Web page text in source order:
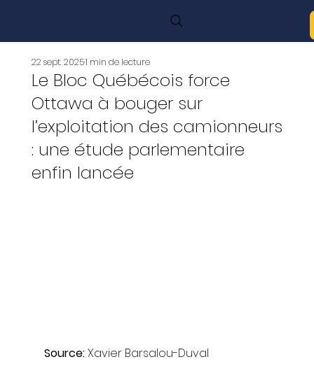
Le Bloc Québécois force
Ottawa à bouger sur
l’exploitation des camionneurs
: une étude parlementaire
enfin lancée
22 sept. 20251 min de lecture
Source: Xavier Barsalou-Duval